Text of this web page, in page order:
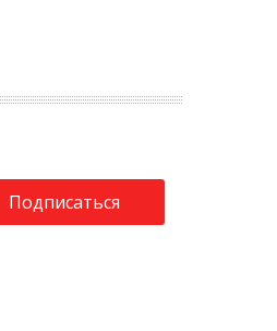
Подписаться